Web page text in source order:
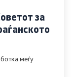
за
меѓу